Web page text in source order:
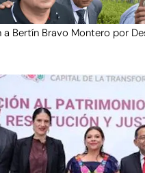
a Bertín Bravo Montero por